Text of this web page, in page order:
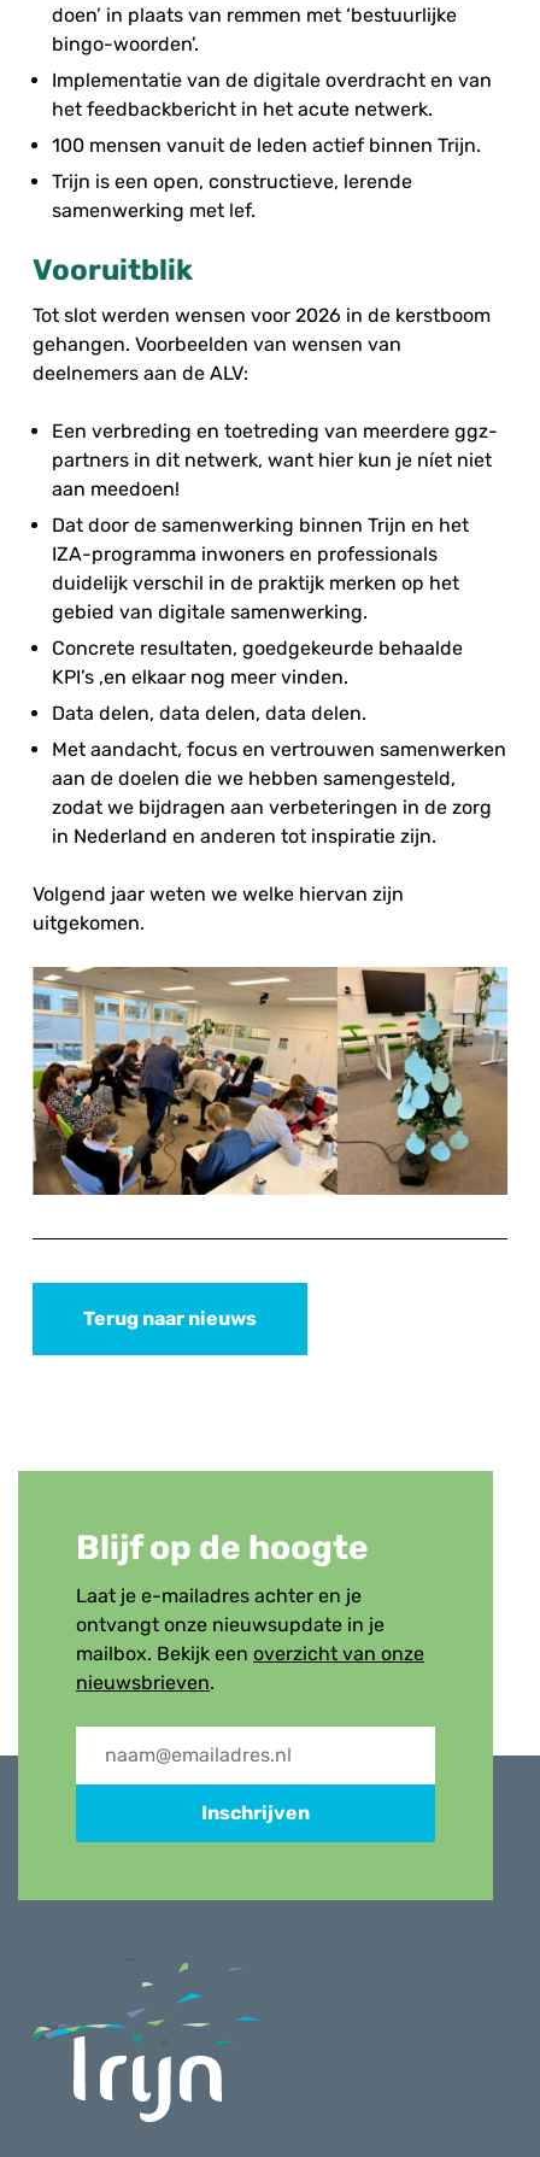
doen’ in plaats van remmen met ‘bestuurlijke
bingo-woorden’.
Implementatie van de digitale overdracht en van
het feedbackbericht in het acute netwerk.
100 mensen vanuit de leden actief binnen Trijn.
Trijn is een open, constructieve, lerende
samenwerking met lef.
Vooruitblik
Tot slot werden wensen voor 2026 in de kerstboom
gehangen. Voorbeelden van wensen van
deelnemers aan de ALV:
Een verbreding en toetreding van meerdere ggz-
partners in dit netwerk, want hier kun je níet niet
aan meedoen!
Dat door de samenwerking binnen Trijn en het
IZA-programma inwoners en professionals
duidelijk verschil in de praktijk merken op het
gebied van digitale samenwerking.
Concrete resultaten, goedgekeurde behaalde
KPI’s ,en elkaar nog meer vinden.
Data delen, data delen, data delen.
Met aandacht, focus en vertrouwen samenwerken
aan de doelen die we hebben samengesteld,
zodat we bijdragen aan verbeteringen in de zorg
in Nederland en anderen tot inspiratie zijn.
Volgend jaar weten we welke hiervan zijn
uitgekomen.
Terug naar nieuws
Blijf op de hoogte
Laat je e-mailadres achter en je
ontvangt onze nieuwsupdate in je
mailbox. Bekijk een overzicht van onze
nieuwsbrieven.
Inschrijven